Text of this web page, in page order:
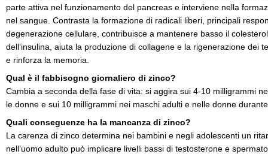
parte attiva nel funzionamento del pancreas e interviene nella
nel sangue. Contrasta la formazione di radicali liberi, principali
degenerazione cellulare, contribuisce a mantenere basso il
dell’insulina, aiuta la produzione di collagene e la rigenerazione dei
e rinforza la memoria.
Qual è il fabbisogno giornaliero di zinco?
Cambia a seconda della fase di vita: si aggira sui 4-10 milligrammi
le donne e sui 10 milligrammi nei maschi adulti e nelle donne
Quali conseguenze ha la mancanza di zinco?
La carenza di zinco determina nei bambini e negli adolescenti un
nell’uomo adulto può implicare livelli bassi di testosterone e